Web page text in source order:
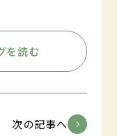
を読む
次の記事へ